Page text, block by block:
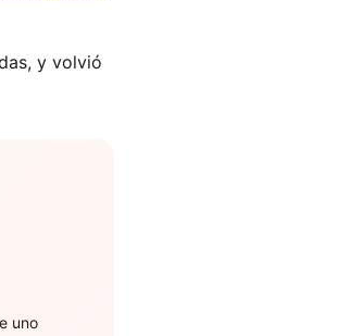
y volvió
uno